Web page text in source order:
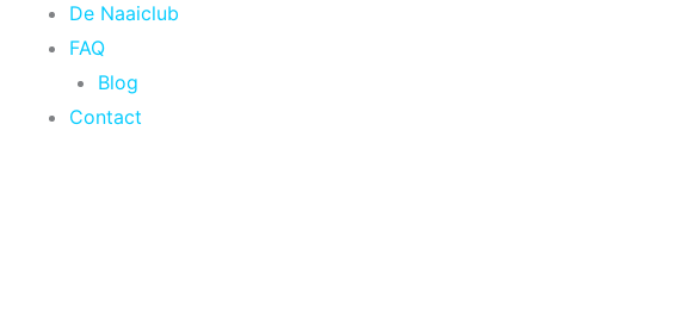
De Naaiclub
FAQ
Blog
Contact